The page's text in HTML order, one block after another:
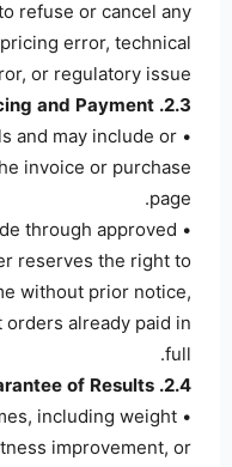
refuse or cancel any
error, technical
or regulatory issue.
2.3. Pricing and Payment
and may include or
invoice or purchase
page.
through approved
reserves the right to
without prior notice,
already paid in
full.
2.4. No Guarantee of Results
including weight
improvement, or